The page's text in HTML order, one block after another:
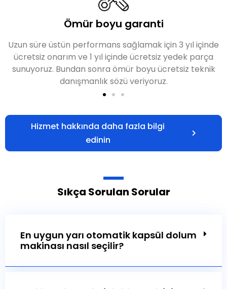
Ömür boyu garanti
Uzun süre üstün performans sağlamak için 3 yıl içinde
ücretsiz onarım ve 1 yıl içinde ücretsiz yedek parça
sunuyoruz. Bundan sonra ömür boyu ücretsiz teknik
danışmanlık sözü veriyoruz.
Hizmet hakkında daha fazla bilgi
edinin
Sıkça Sorulan Sorular
En uygun yarı otomatik kapsül dolum
makinası nasıl seçilir?